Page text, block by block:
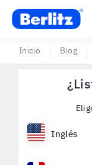
Berlitz Puerto Rico
Inicio Blog
Inglés